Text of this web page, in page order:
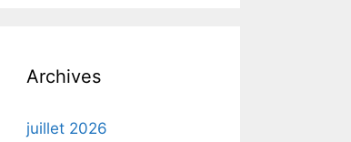
Archives
juillet 2026